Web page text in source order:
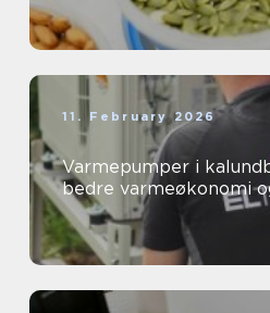
11. February 2026
Varmepumper i
bedre varmeøkonomi